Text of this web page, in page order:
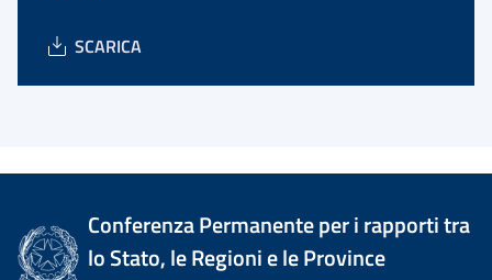
SCARICA
Conferenza Permanente per i rapporti tra
lo Stato, le Regioni e le Province